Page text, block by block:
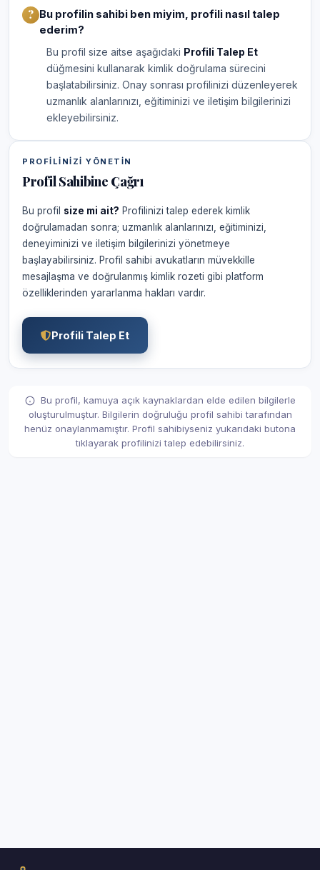
Bu profilin sahibi ben miyim, profili nasıl talep
ederim?
Bu profil size aitse aşağıdaki Profili Talep Et
düğmesini kullanarak kimlik doğrulama sürecini
başlatabilirsiniz. Onay sonrası profilinizi düzenleyerek
uzmanlık alanlarınızı, eğitiminizi ve iletişim bilgilerinizi
ekleyebilirsiniz.
PROFILINIZI YÖNETIN
Profil Sahibine Çağrı
Bu profil size mi ait? Profilinizi talep ederek kimlik
doğrulamadan sonra; uzmanlık alanlarınızı, eğitiminizi,
deneyiminizi ve iletişim bilgilerinizi yönetmeye
başlayabilirsiniz. Profil sahibi avukatların müvekkille
mesajlaşma ve doğrulanmış kimlik rozeti gibi platform
özelliklerinden yararlanma hakları vardır.
Profili Talep Et
Bu profil, kamuya açık kaynaklardan elde edilen bilgilerle
oluşturulmuştur. Bilgilerin doğruluğu profil sahibi tarafından
henüz onaylanmamıştır. Profil sahibiyseniz yukarıdaki butona
tıklayarak profilinizi talep edebilirsiniz.